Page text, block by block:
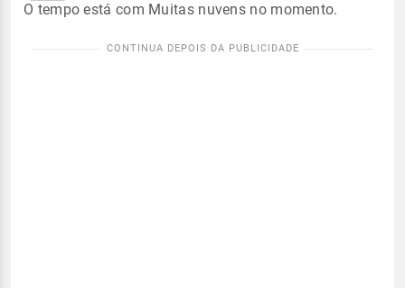
O tempo está com Muitas nuvens no momento.